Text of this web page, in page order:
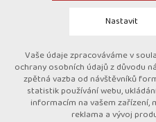
Nastavit
Technická cookies
nutná pro provozování
udržení kontextu stránek
případná přihlášení, volby
Vaše údaje zpracováváme v
ochrany osobních údajů z důvodu
zpětná vazba od návštěvníků
statistik používání webu,
informacím na vašem zařízení,
reklama a vývoj